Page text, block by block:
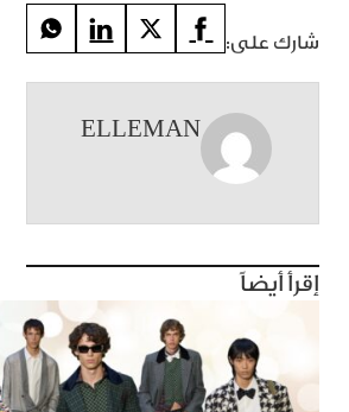
شارك على:
ELLEMAN
إقرأ أيضاً